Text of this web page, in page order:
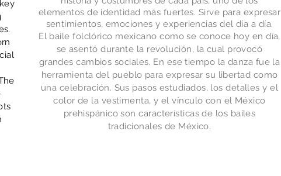
elementos de identidad más fuertes. Sirve para expresar
sentimientos, emociones y experiencias del día a día.
El baile folclórico mexicano como se conoce hoy en día,
se asentó durante la revolución, la cual provocó
grandes cambios sociales. En ese tiempo la danza fue la
herramienta del pueblo para expresar su libertad como
una celebración. Sus pasos estudiados, los detalles y el
color de la vestimenta, y el vínculo con el México
prehispánico son características de los bailes
tradicionales de México.